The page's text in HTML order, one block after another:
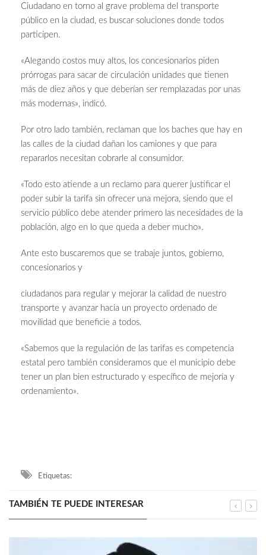
Ciudadano en torno al grave problema del transporte
público en la ciudad, es buscar soluciones donde todos
participen.
«Alegando costos muy altos, los concesionarios piden
prórrogas para sacar de circulación unidades que tienen
más de diez años y que deberían ser remplazadas por unas
más modernas», indicó.
Por otro lado también, reclaman que los baches que hay en
las calles de la ciudad dañan los camiones y que para
repararlos necesitan cobrarle al consumidor.
«Todo esto atiende a un reclamo para querer justificar el
poder subir la tarifa sin ofrecer una mejora, siendo que el
servicio público debe atender primero las necesidades de la
población, algo en lo que queda a deber mucho».
Ante esto buscaremos que se trabaje juntos, gobierno,
concesionarios y
ciudadanos para regular y mejorar la calidad de nuestro
transporte y avanzar hacia un proyecto ordenado de
movilidad que beneficie a todos.
«Sabemos que la regulación de las tarifas es competencia
estatal pero también consideramos que el municipio debe
tener un plan bien estructurado y específico de mejoría y
ordenamiento».
Etiquetas:
TAMBIÉN TE PUEDE INTERESAR